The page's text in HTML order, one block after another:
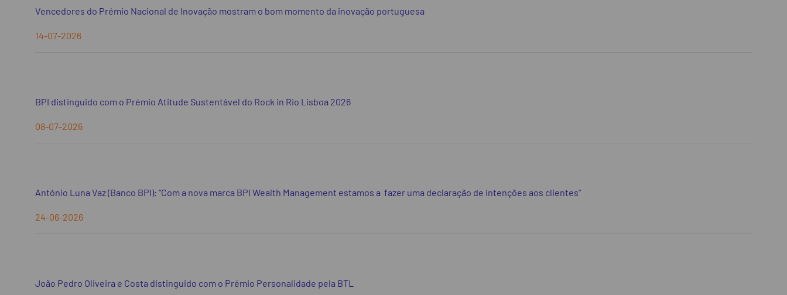
Vencedores do Prémio Nacional de Inovação mostram o bom momento da inovação portuguesa
14-07-2026
BPI distinguido com o Prémio Atitude Sustentável do Rock in Rio Lisboa 2026
08-07-2026
António Luna Vaz (Banco BPI): “Com a nova marca BPI Wealth Management estamos a fazer uma declaração de intenções aos clientes”
24-06-2026
João Pedro Oliveira e Costa distinguido com o Prémio Personalidade pela BTL